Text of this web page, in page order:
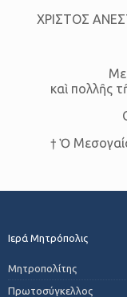
ΧΡΙΣΤΟΣ
καὶ πολλῆς
† Ὁ
Ιερά Μητρόπολις
Μητροπολίτης
Πρωτοσύγκελλος